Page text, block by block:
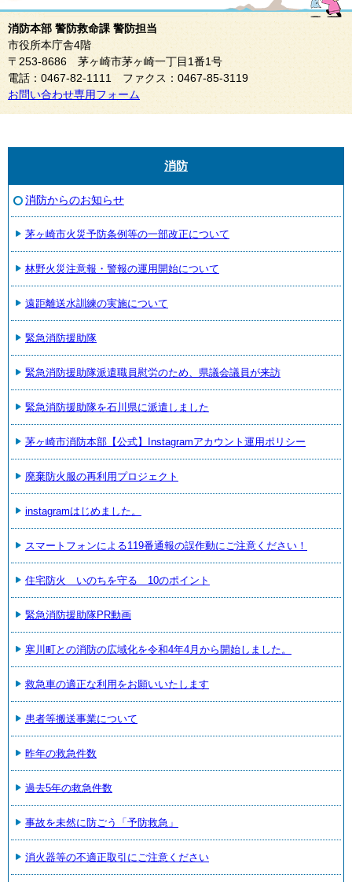
消防本部 警防救命課 警防担当
市役所本庁舎4階
〒253-8686 茅ヶ崎市茅ヶ崎一丁目1番1号
電話：0467-82-1111 ファクス：0467-85-3119
お問い合わせ専用フォーム
消防
消防からのお知らせ
茅ヶ崎市火災予防条例等の一部改正について
林野火災注意報・警報の運用開始について
遠距離送水訓練の実施について
緊急消防援助隊
緊急消防援助隊派遣職員慰労のため、県議会議員が来訪
緊急消防援助隊を石川県に派遣しました
茅ヶ崎市消防本部【公式】Instagramアカウント運用ポリシー
廃棄防火服の再利用プロジェクト
instagramはじめました。
スマートフォンによる119番通報の誤作動にご注意ください！
住宅防火 いのちを守る 10のポイント
緊急消防援助隊PR動画
寒川町との消防の広域化を令和4年4月から開始しました。
救急車の適正な利用をお願いいたします
患者等搬送事業について
昨年の救急件数
過去5年の救急件数
事故を未然に防ごう「予防救急」
消火器等の不適正取引にご注意ください